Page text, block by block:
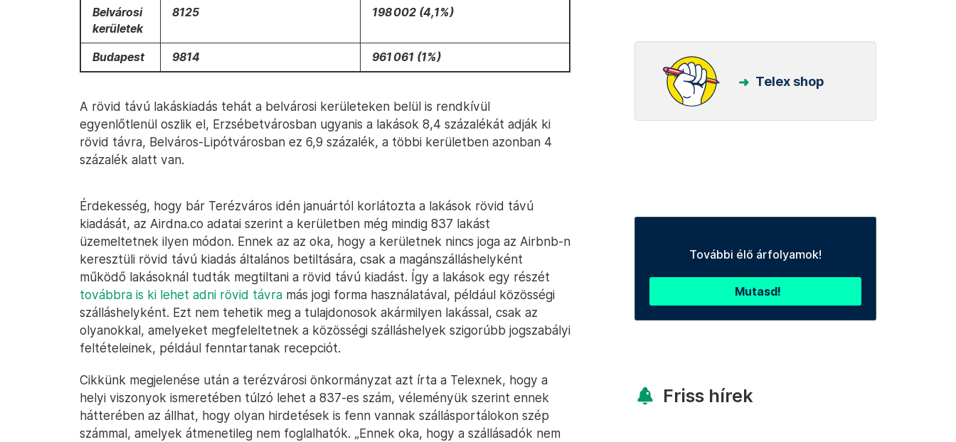
Belvárosi
kerületek
8125 198 002 (4,1%)
Budapest 9814 961 061 (1%)
A rövid távú lakáskiadás tehát a belvárosi kerületeken belül is rendkívül
egyenlőtlenül oszlik el, Erzsébetvárosban ugyanis a lakások 8,4 százalékát adják ki
rövid távra, Belváros-Lipótvárosban ez 6,9 százalék, a többi kerületben azonban 4
százalék alatt van.
Érdekesség, hogy bár Terézváros idén januártól korlátozta a lakások rövid távú
kiadását, az Airdna.co adatai szerint a kerületben még mindig 837 lakást
üzemeltetnek ilyen módon. Ennek az az oka, hogy a kerületnek nincs joga az Airbnb-n
keresztüli rövid távú kiadás általános betiltására, csak a magánszálláshelyként
működő lakásoknál tudták megtiltani a rövid távú kiadást. Így a lakások egy részét
továbbra is ki lehet adni rövid távra más jogi forma használatával, például közösségi
szálláshelyként. Ezt nem tehetik meg a tulajdonosok akármilyen lakással, csak az
olyanokkal, amelyeket megfeleltetnek a közösségi szálláshelyek szigorúbb jogszabályi
feltételeinek, például fenntartanak recepciót.
Cikkünk megjelenése után a terézvárosi önkormányzat azt írta a Telexnek, hogy a
helyi viszonyok ismeretében túlzó lehet a 837-es szám, véleményük szerint ennek
hátterében az állhat, hogy olyan hirdetések is fenn vannak szállásportálokon szép
számmal, amelyek átmenetileg nem foglalhatók. „Ennek oka, hogy a szállásadók nem
Telex shop
További élő árfolyamok!
Mutasd!
Friss hírek